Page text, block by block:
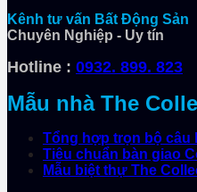
Kênh tư vấn Bất Động Sản
Chuyên Nghiệp - Uy tín
Hotline : 0932. 899. 823
Mẫu nhà The
Tổng hợp trọn bộ câu
Tiêu chuẩn bàn giao
Mẫu biệt thự The